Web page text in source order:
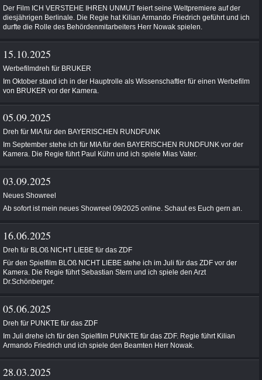
Der Film ICH VERSTEHE IHREN UNMUT feiert seine Weltpremiere auf der
diesjährigen Berlinale. Die Regie hat Kilian Armando Friedrich geführt und ich
durfte die Rolle des Behördenmitarbeiters Herr Nowak spielen.
15.10.2025
Werbefilmdreh für BRUKER
Im Oktober stand ich in der Hauptrolle als Wissenschaftler für einen Werbefilm
von BRUKER vor der Kamera.
05.09.2025
Dreh für MIA für den BAYERISCHEN RUNDFUNK
Im September stehe ich für MIA für den BAYERISCHEN RUNDFUNK vor der
Kamera. Die Regie führt Paul Kühn und ich spiele Mias Vater.
03.09.2025
Neues Showreel
Ab sofort ist mein neues Showreel 09/2025 online. Schaut es Euch gern an.
16.06.2025
Dreh für BLOß NICHT LIEBE für das ZDF
Für den Spielfilm BLOß NICHT LIEBE stehe ich im Juli für das ZDF vor der
Kamera. Die Regie führt Sebastian Stern und ich spiele den Arzt
Dr.Schönberger.
05.06.2025
Dreh für PUNKTE für das ZDF
Im Juli drehe ich für den Spielfilm PUNKTE für das ZDF. Regie führt Kilian
Armando Friedrich und ich spiele den Beamten Herr Nowak.
28.03.2025